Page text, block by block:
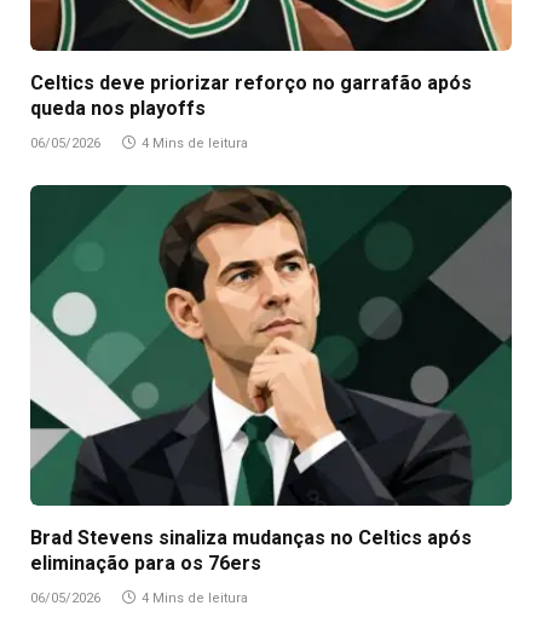
Celtics deve priorizar reforço no garrafão após
queda nos playoffs
06/05/2026 4 Mins de leitura
Brad Stevens sinaliza mudanças no Celtics após
eliminação para os 76ers
06/05/2026 4 Mins de leitura